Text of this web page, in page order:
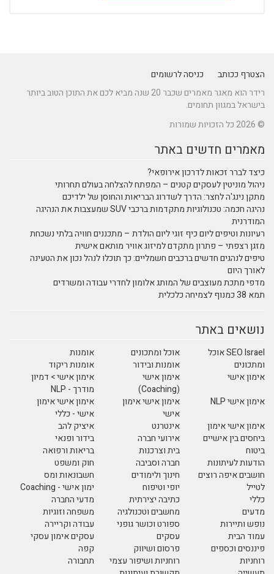
הצטרף ככותב
כניסה לרשומים
רידר הוא מאגר מאמרים שכבר 20 שנה מביא לכם את התוכן הטוב ביותר
בישראל במגוון תחומים.
© 2026 כל הזכויות שמורות
מאמרים חדשים באתר
כיצד לברר זכאות לדרכון אירופאי?
ניהול מוניטין לעסקים קטנים – המפתח להצלחה בעולם תחרותי
מתקן נינג'ה לחצר: הדרך לשדרוג הבריאות והחוסן של ילדיכם
נהיגה חכמה: טכנולוגיות מתקדמות ברכבי SUV שמעצבות את הנהיגה
המודרנית
רעיונות וטיפים ליום כיף זוגי ליום הולדת – מתכננים חוויה בלתי נשכחת
מזגן רצפתי – פתרון מתקדם למיזוג אוויר מותאם אישית
טיפים לנהגים חדשים ברכבים חשמליים: כך תוכלו לנהל נכון את הטעינה
לאורך היום
מדפי מתכת מעוצבים של המותג אלומון לחדרי עבודה ומשרדים
תמא 38 כמנוף לצמיחה כלכלית
נושאים באתר
SEO Israel אוכל
ומתכונים
אוכל ומתכונים
אומנות
אומנות ובידור
אומנות ריקוד
אימון אישי
אימון אישי
(Coaching)
אימון אישי > דמיון
מודרך - NLP
אימון אישי NLP
אימון אישי אימון
אישי
אימון אישי אימון
אישי - כללי
אימון אישי אימון
ביחסים בין אישיים
אינטרנט
איציק להב
אירועי חברה
בידור ופנאי
ביטוח
בית וצרכנות
בריאות ורפואה
הודעות לעיתונות
חברה וסביבה
חוק ומשפט
חושבים איפה רוצים
לטייל
חינוך ולימודים
חשבונאות ומס
יופי וטיפוח
ימון אישי - Coaching
כללי
כתיבה יצירתית
מדעי החברה
מדעים
מחשבים וטכנולגיה
משפחה וזוגיות
נופש ותיירות
ספורט וכושר גופני
עבודה וקריירה
עמוד הבית
עסקים
עסקים אימון עסקי
פיננסים וכספים
פרסום ושיווק
קפה
רוחניות
רוחניות ושיפור עצמי
תחבורה